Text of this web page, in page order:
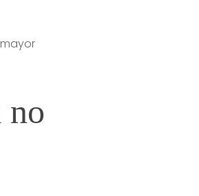
no